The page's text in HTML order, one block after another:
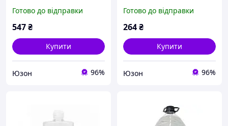
Готово до відправки
547₴
Купити
Юзон 96%
Готово до відправки
264₴
Купити
Юзон 96%